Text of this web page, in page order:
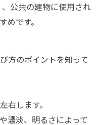
公共の建物に使用され
めです。
方のポイントを知って
右します。
濃淡、明るさによって